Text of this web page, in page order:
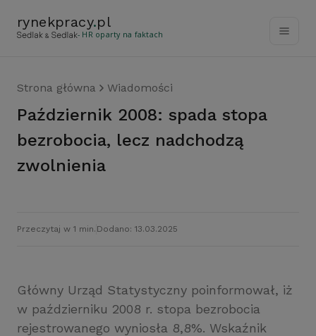
rynekpracy.pl
- HR oparty na faktach
Strona główna Wiadomości
Październik 2008: spada stopa
bezrobocia, lecz nadchodzą
zwolnienia
Przeczytaj w 1 min. Dodano: 13.03.2025
Główny Urząd Statystyczny poinformował, iż
w październiku 2008 r. stopa bezrobocia
rejestrowanego wyniosła 8,8%. Wskaźnik